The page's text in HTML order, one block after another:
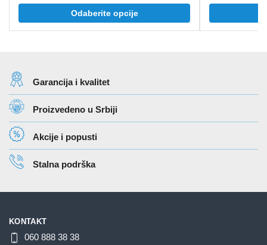
cena:
od
71 rsd
Odaberite opcije
varijanti.
Opcije
mogu
biti
izabrane
na
stranici
proizvoda.
Garancija i kvalitet
Proizvedeno u Srbiji
Akcije i popusti
Stalna podrška
KONTAKT
060 888 38 38